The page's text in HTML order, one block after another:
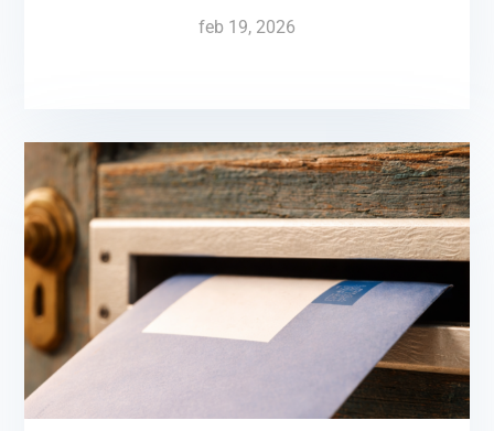
feb 19, 2026